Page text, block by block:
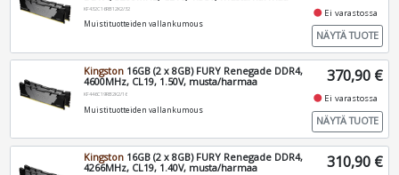
KF432C16RB12K2/32
Muistituotteiden vallankumous
fiber_manual_record Ei varastossa
NÄYTÄ TUOTE
Kingston 16GB (2 x 8GB) FURY Renegade DDR4,
4600MHz, CL19, 1.50V, musta/harmaa
KF446C19RB2K2/16
Muistituotteiden vallankumous
370,90 €
fiber_manual_record Ei varastossa
NÄYTÄ TUOTE
Kingston 16GB (2 x 8GB) FURY Renegade DDR4,
4266MHz, CL19, 1.40V, musta/harmaa
310,90 €